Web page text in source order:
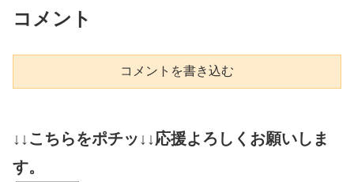
コメント
コメントを書き込む
↓↓こちらをポチッ↓↓応援よろしくお願いしま
す。